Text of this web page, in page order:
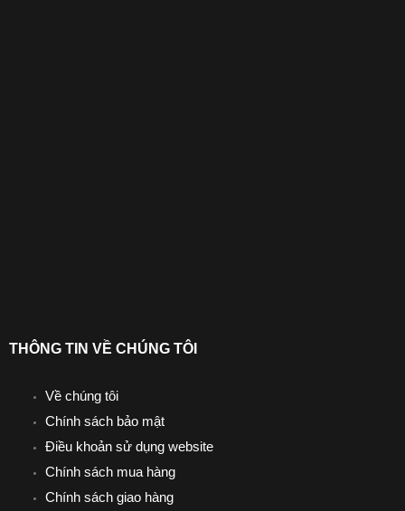
THÔNG TIN VỀ CHÚNG TÔI
Về chúng tôi
Chính sách bảo mật
Điều khoản sử dụng website
Chính sách mua hàng
Chính sách giao hàng